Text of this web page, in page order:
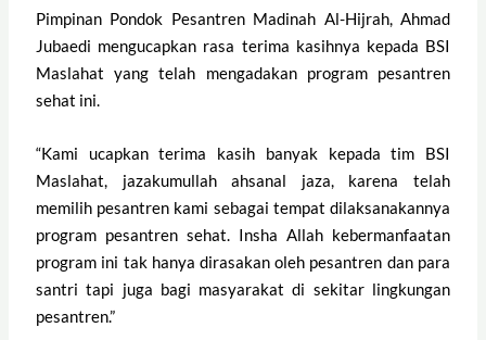
Pimpinan Pondok Pesantren Madinah Al-Hijrah, Ahmad
Jubaedi mengucapkan rasa terima kasihnya kepada BSI
Maslahat yang telah mengadakan program pesantren
sehat ini.
“Kami ucapkan terima kasih banyak kepada tim BSI
Maslahat, jazakumullah ahsanal jaza, karena telah
memilih pesantren kami sebagai tempat dilaksanakannya
program pesantren sehat. Insha Allah kebermanfaatan
program ini tak hanya dirasakan oleh pesantren dan para
santri tapi juga bagi masyarakat di sekitar lingkungan
pesantren.”